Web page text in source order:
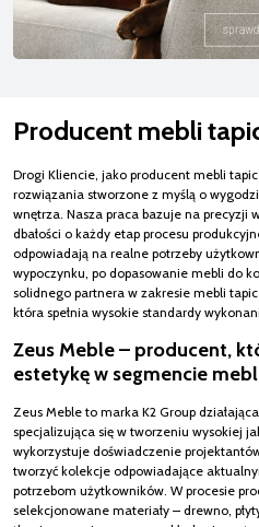
Producent mebli
Drogi Kliencie, jako producent mebli
rozwiązania stworzone z myślą o
wnętrza. Nasza praca bazuje na precyzji
dbałości o każdy etap procesu
odpowiadają na realne potrzeby
wypoczynku, po dopasowanie mebli do
solidnego partnera w zakresie mebli
która spełnia wysokie standardy
Zeus Meble – producent,
estetykę w segmencie
Zeus Meble to marka K2 Group
specjalizująca się w tworzeniu wysokiej
wykorzystuje doświadczenie
tworzyć kolekcje odpowiadające
potrzebom użytkowników. W procesie
selekcjonowane materiały – drewno,